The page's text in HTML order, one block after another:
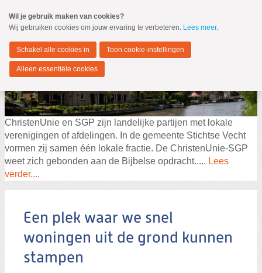
naar
Spring
de
inhoud
Spring
naar
hoofdmenu
Stichtse Vecht
MENU
Zoeken:
Zoeken
ChristenUnie en SGP zijn landelijke partijen met lokale
verenigingen of afdelingen. In de gemeente Stichtse Vecht
vormen zij samen één lokale fractie. De ChristenUnie-SGP
weet zich gebonden aan de Bijbelse opdracht..... Lees
verder....
Een plek waar we snel
woningen uit de grond kunnen
stampen
Wil je gebruik maken van cookies?
Wij gebruiken cookies om jouw ervaring te verbeteren. Lees meer.
Schakel alle cookies in Toon cookie-instellingen
Alleen essentiële cookies